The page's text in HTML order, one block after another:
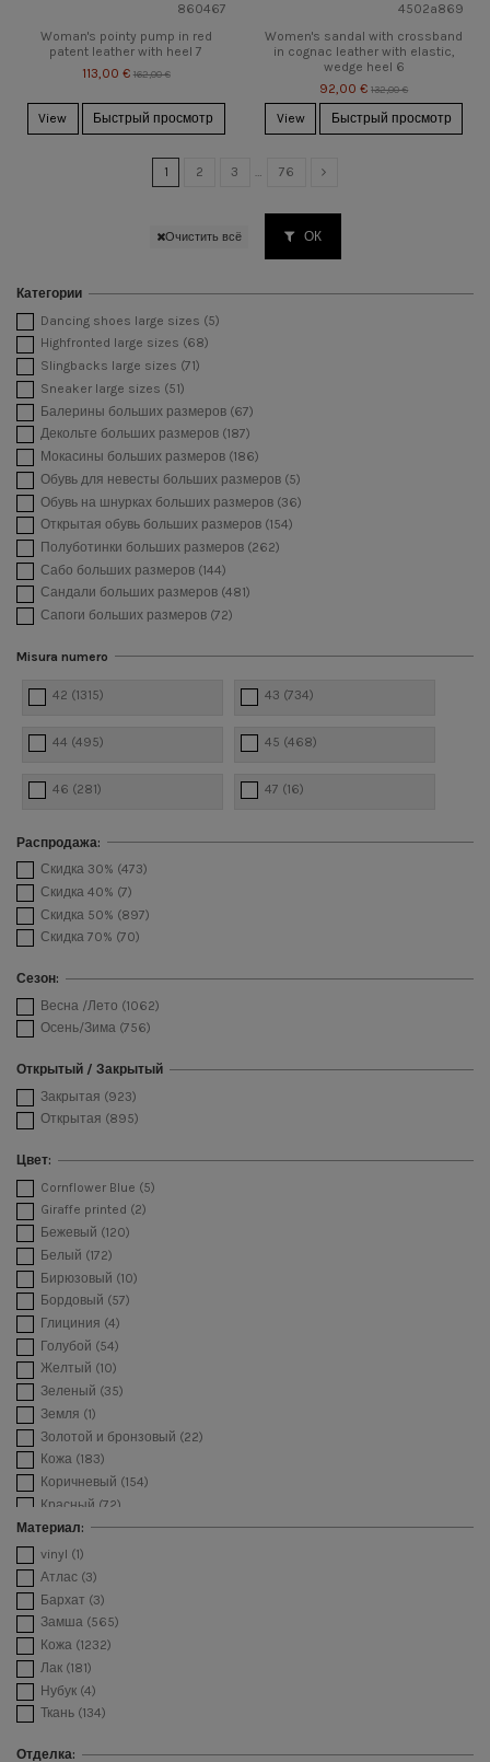
860467
Woman's pointy pump in red
patent leather with heel 7
113,00 € 162,00 €
View Быстрый просмотр
4502a869
Women's sandal with crossband
in cognac leather with elastic,
wedge heel 6
92,00 € 132,00 €
View Быстрый просмотр
1 2 3 … 76
Очистить всё ОК
Категории
Dancing shoes large sizes (5)
Highfronted large sizes (68)
Slingbacks large sizes (71)
Sneaker large sizes (51)
Балерины больших размеров (67)
Декольте больших размеров (187)
Мокасины больших размеров (186)
Обувь для невесты больших размеров (5)
Обувь на шнурках больших размеров (36)
Открытая обувь больших размеров (154)
Полуботинки больших размеров (262)
Сабо больших размеров (144)
Сандали больших размеров (481)
Сапоги больших размеров (72)
Misura numero
42 (1315) 43 (734)
44 (495) 45 (468)
46 (281) 47 (16)
Распродажа:
Скидка 30% (473)
Скидка 40% (7)
Скидка 50% (897)
Скидка 70% (70)
Сезон:
Весна /Лето (1062)
Осень/Зима (756)
Открытый / Закрытый
Закрытая (923)
Открытая (895)
Цвет:
Cornflower Blue (5)
Giraffe printed (2)
Бежевый (120)
Белый (172)
Бирюзовый (10)
Бордовый (57)
Глициния (4)
Голубой (54)
Желтый (10)
Зеленый (35)
Земля (1)
Золотой и бронзовый (22)
Кожа (183)
Коричневый (154)
Красный (72)
Кремовый(12)
Леопардовый принт
Медь(20)
Мультиколор
Оранжевый(12)
Песочный(30)
Питоновый принт
Платино
Принт зебры
Пудровый(101)
Материал:
vinyl (1)
Атлас (3)
Бархат (3)
Замша (565)
Кожа (1232)
Лак (181)
Нубук (4)
Ткань (134)
Отделка: